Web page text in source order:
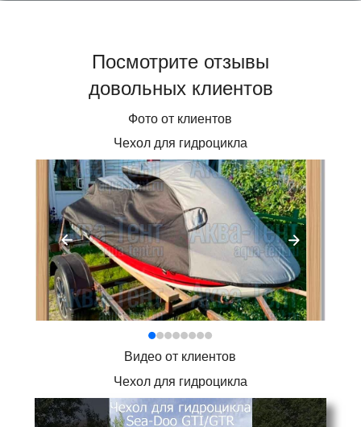
Посмотрите отзывы
довольных клиентов
Фото от клиентов
Чехол для гидроцикла
Видео от клиентов
Чехол для гидроцикла